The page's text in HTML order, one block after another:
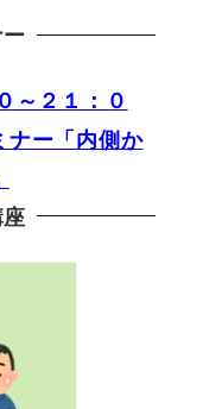
～２１：０
ー「内側か